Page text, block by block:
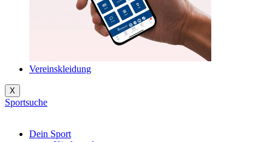
Vereinskleidung
X
Sportsuche
Dein Sport